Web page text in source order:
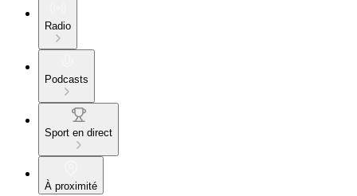
Radio
Podcasts
Sport en direct
À proximité